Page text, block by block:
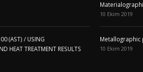
Materialographic preparation of high-alloy tool
Metallographic preparation of zinc coatings
10 Ekim 2019